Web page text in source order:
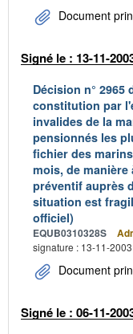
Document
Signé le : 13-11-
Décision n° 2965
constitution par
invalides de la
pensionnés les
fichier des
mois, de
préventif auprès
situation est
officiel)
EQUB0310328S
signature : 13-11-2003
Document
Signé le : 06-11-